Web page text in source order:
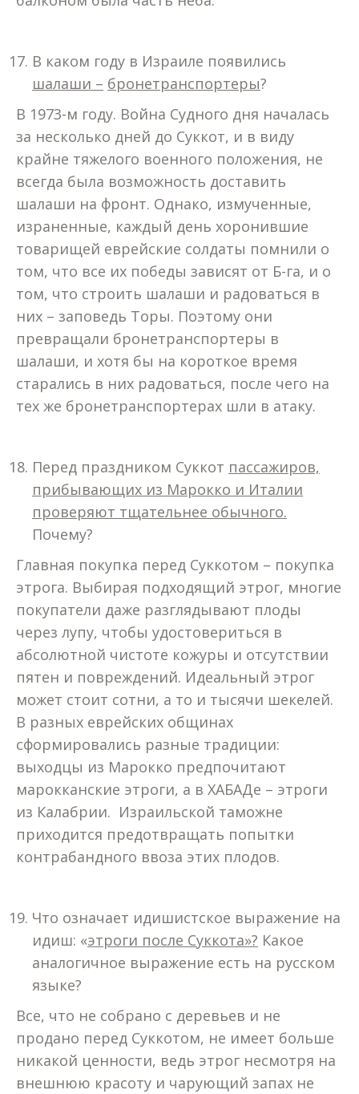
В каком году в Израиле появились
шалаши – бронетранспортеры?
В 1973-м году. Война Судного дня началась
за несколько дней до Суккот, и в виду
крайне тяжелого военного положения, не
всегда была возможность доставить
шалаши на фронт. Однако, измученные,
израненные, каждый день хоронившие
товарищей еврейские солдаты помнили о
том, что все их победы зависят от Б-га, и о
том, что строить шалаши и радоваться в
них – заповедь Торы. Поэтому они
превращали бронетранспортеры в
шалаши, и хотя бы на короткое время
старались в них радоваться, после чего на
тех же бронетранспортерах шли в атаку.
Перед праздником Суккот пассажиров,
прибывающих из Марокко и Италии
проверяют тщательнее обычного.
Почему?
Главная покупка перед Суккотом – покупка
этрога. Выбирая подходящий этрог, многие
покупатели даже разглядывают плоды
через лупу, чтобы удостовериться в
абсолютной чистоте кожуры и отсутствии
пятен и повреждений. Идеальный этрог
может стоит сотни, а то и тысячи шекелей.
В разных еврейских общинах
сформировались разные традиции:
выходцы из Марокко предпочитают
марокканские этроги, а в ХАБАДе – этроги
из Калабрии. Израильской таможне
приходится предотвращать попытки
контрабандного ввоза этих плодов.
Что означает идишистское выражение на
идиш: «этроги после Суккота»? Какое
аналогичное выражение есть на русском
языке?
Все, что не собрано с деревьев и не
продано перед Суккотом, не имеет больше
никакой ценности, ведь этрог несмотря на
внешнюю красоту и чарующий запах не